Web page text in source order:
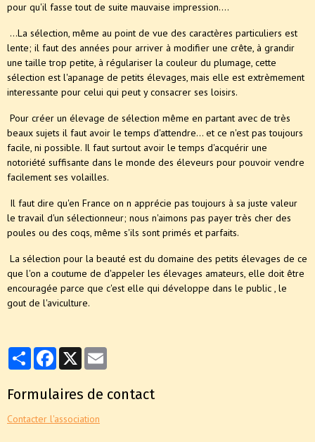
pour qu'il fasse tout de suite mauvaise impression....
...La sélection, même au point de vue des caractères particuliers est
lente; il faut des années pour arriver à modifier une crête, à grandir
une taille trop petite, à régulariser la couleur du plumage, cette
sélection est l'apanage de petits élevages, mais elle est extrèmement
interessante pour celui qui peut y consacrer ses loisirs.
Pour créer un élevage de sélection même en partant avec de très
beaux sujets il faut avoir le temps d'attendre... et ce n'est pas toujours
facile, ni possible. Il faut surtout avoir le temps d'acquérir une
notoriété suffisante dans le monde des éleveurs pour pouvoir vendre
facilement ses volailles.
Il faut dire qu'en France on n apprécie pas toujours à sa juste valeur
le travail d'un sélectionneur; nous n'aimons pas payer très cher des
poules ou des coqs, même s'ils sont primés et parfaits.
La sélection pour la beauté est du domaine des petits élevages de ce
que l'on a coutume de d'appeler les élevages amateurs, elle doit être
encouragée parce que c'est elle qui développe dans le public , le
gout de l'aviculture.
PartagerFacebook
X
Formulaires de contact
Contacter l'association